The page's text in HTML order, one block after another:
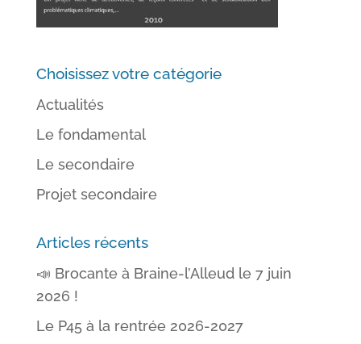
Choisissez votre catégorie
Actualités
Le fondamental
Le secondaire
Projet secondaire
Articles récents
📣 Brocante à Braine-l’Alleud le 7 juin
2026 !
Le P45 à la rentrée 2026-2027